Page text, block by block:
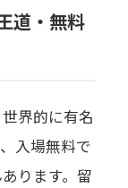
道・無料
界的に有名
入場無料で
ります。留